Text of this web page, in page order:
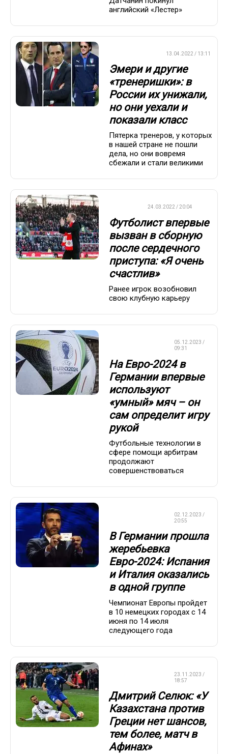
английский «Лестер»
13.04.2022 / 13:11
Эмери и другие
«тренеришки»: в
России их унижали,
но они уехали и
показали класс
Пятерка тренеров, у которых
в нашей стране не пошли
дела, но они вовремя
сбежали и стали великими
24.03.2022 / 20:04
Футболист впервые
вызван в сборную
после сердечного
приступа: «Я очень
счастлив»
Ранее игрок возобновил
свою клубную карьеру
05.12.2023 /
09:31
На Евро-2024 в
Германии впервые
используют
«умный» мяч – он
сам определит игру
рукой
Футбольные технологии в
сфере помощи арбитрам
продолжают
совершенствоваться
02.12.2023 /
20:55
В Германии прошла
жеребьевка
Евро-2024: Испания
и Италия оказались
в одной группе
Чемпионат Европы пройдет
в 10 немецких городах с 14
июня по 14 июля
следующего года
23.11.2023 /
18:57
Дмитрий Селюк: «У
Казахстана против
Греции нет шансов,
тем более, матч в
Афинах»